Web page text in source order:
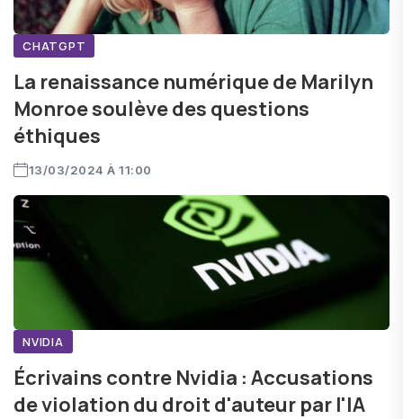
CHATGPT
La renaissance numérique de Marilyn
Monroe soulève des questions
éthiques
13/03/2024 À 11:00
NVIDIA
Écrivains contre Nvidia : Accusations
de violation du droit d'auteur par l'IA